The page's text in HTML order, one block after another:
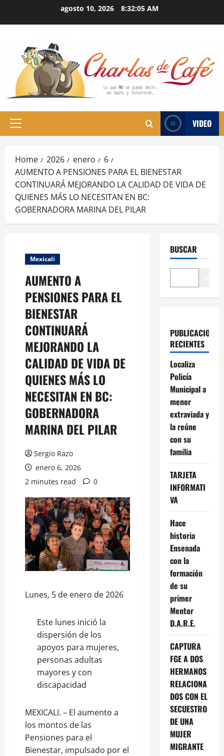
agosto 10, 2026 8:32:06 AM
Primary
VIDEO
Home 2026 enero
6
AUMENTO A PENSIONES PARA EL BIENESTAR
CONTINUARÁ MEJORANDO LA CALIDAD DE VIDA DE
QUIENES MÁS LO NECESITAN EN BC:
GOBERNADORA MARINA DEL PILAR
Mexicali
AUMENTO A
PENSIONES PARA EL
BIENESTAR
CONTINUARÁ
MEJORANDO LA
CALIDAD DE VIDA DE
QUIENES MÁS LO
NECESITAN EN BC:
GOBERNADORA
MARINA DEL PILAR
Sergio Razo
enero 6, 2026
2 minutes read
0
Lunes, 5 de enero de 2026
Este lunes inició la
dispersión de los
apoyos para mujeres,
personas adultas
mayores y con
discapacidad
MEXICALI. – El aumento a
los montos de las
Pensiones para el
Bienestar, impulsado por el
BUSCAR
PUBLICACIONES
RECIENTES
Localiza
Policía
Municipal a
menor
extraviada y
la reúne
con su
familia
TARJETA
INFORMATI
VA
Hace
historia
Ensenada
con la
formación
de su
primer
Mentor
D.A.R.E.
CAPTURA
FGE A DOS
HERMANOS
RELACIONA
DOS CON EL
SECUESTRO
DE UNA
MUJER
MIGRANTE